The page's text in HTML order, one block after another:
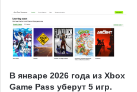
В январе 2026 года из Xbox
Game Pass уберут 5 игр.